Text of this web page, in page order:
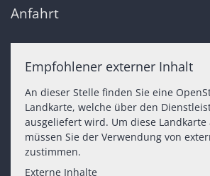
Anfahrt
Empfohlener externer Inhalt
An dieser Stelle finden Sie eine
Landkarte, welche über den
ausgeliefert wird. Um diese Landkarte
müssen Sie der Verwendung von
zustimmen.
Externe Inhalte